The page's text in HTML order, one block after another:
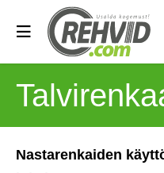
Nastarenkaiden